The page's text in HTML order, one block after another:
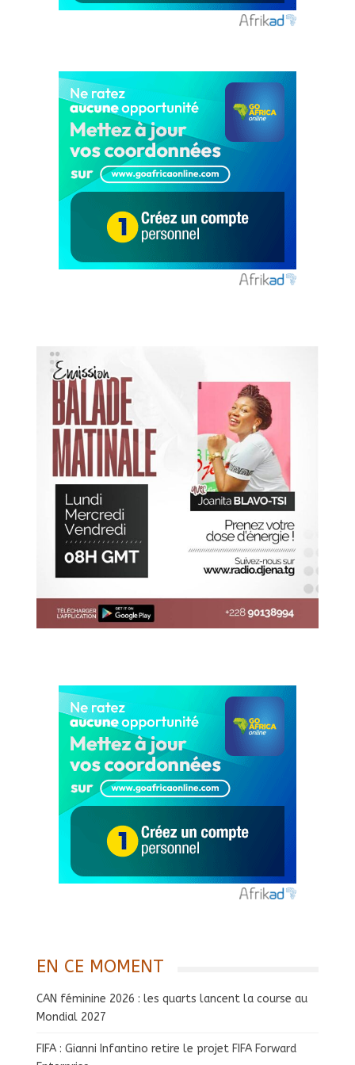
EN CE MOMENT
CAN féminine 2026 : les quarts lancent la course au
Mondial 2027
FIFA : Gianni Infantino retire le projet FIFA Forward